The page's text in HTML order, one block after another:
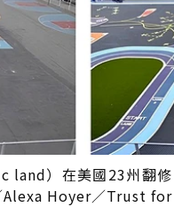
）在美國23州翻
Hoyer／Trust